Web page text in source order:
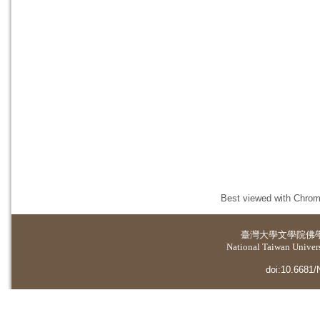
Best viewed with
臺灣大學文學院佛
National Taiwan
doi:10.6681/